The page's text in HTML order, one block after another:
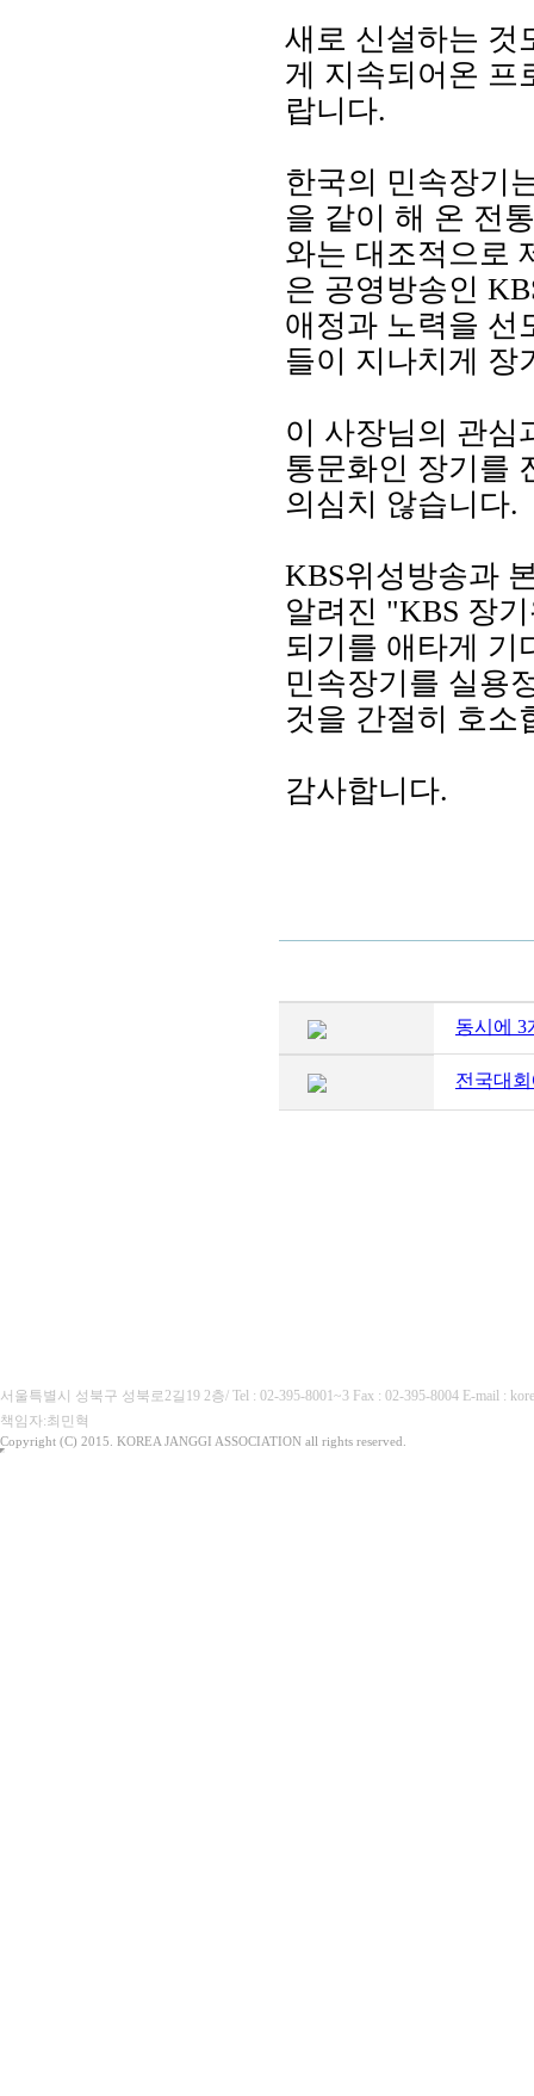
새로 신설하는 것
게 지속되어온 프
랍니다.
한국의 민속장기
을 같이 해 온 전
와는 대조적으로
은 공영방송인
애정과 노력을 선
들이 지나치게 장
이 사장님의 관심
통문화인 장기를
의심치 않습니다.
KBS위성방송과
알려진 "KBS 장
되기를 애타게 기
민속장기를 실용
것을 간절히 호소
감사합니다.
동시에 3
전국대
서울특별시 성북구 성북로2길19 2층/ Tel : 02-395-8001~3 Fax : 02-395-8004 E-mail :
책임자:최민혁
Copyright (C) 2015. KOREA JANGGI ASSOCIATION all rights reserved.